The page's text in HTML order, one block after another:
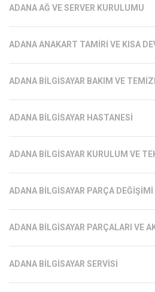
ADANA AĞ VE SERVER KURULUMU
ADANA ANAKART TAMIRI VE KISA
ADANA BILGISAYAR BAKIM VE
ADANA BILGISAYAR HASTANESI
ADANA BILGISAYAR KURULUM VE
ADANA BILGISAYAR PARÇA
ADANA BILGISAYAR PARÇALARI VE
ADANA BILGISAYAR SERVISI